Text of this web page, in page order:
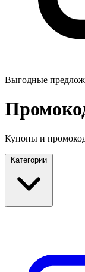
Выгодные
Купоны и
Категории